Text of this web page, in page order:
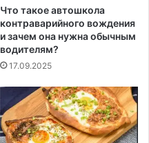
Что такое автошкола
контраварийного вождения
и зачем она нужна обычным
водителям?
17.09.2025